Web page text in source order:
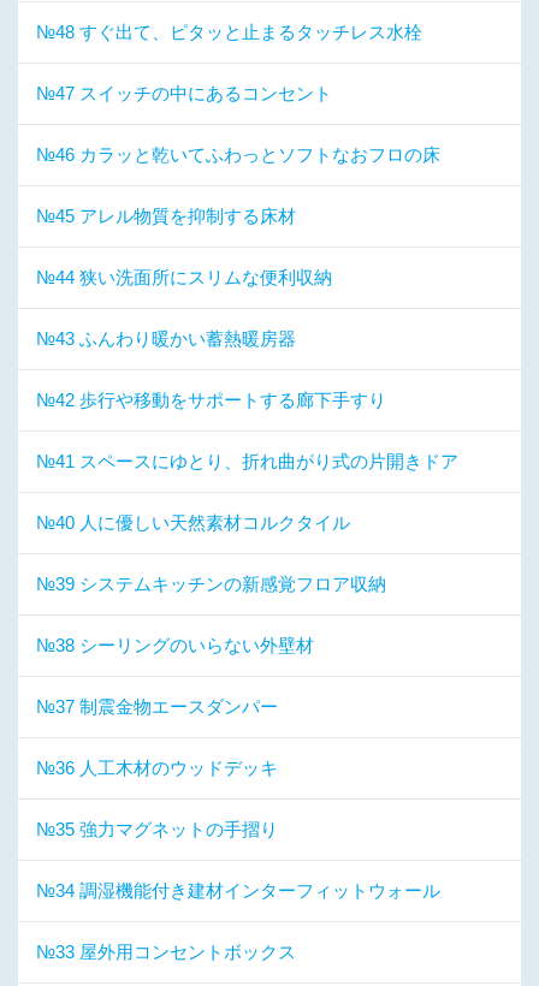
№48 すぐ出て、ピタッと止まるタッチレス水栓
№47 スイッチの中にあるコンセント
№46 カラッと乾いてふわっとソフトなおフロの床
№45 アレル物質を抑制する床材
№44 狭い洗面所にスリムな便利収納
№43 ふんわり暖かい蓄熱暖房器
№42 歩行や移動をサポートする廊下手すり
№41 スペースにゆとり、折れ曲がり式の片開きドア
№40 人に優しい天然素材コルクタイル
№39 システムキッチンの新感覚フロア収納
№38 シーリングのいらない外壁材
№37 制震金物エースダンパー
№36 人工木材のウッドデッキ
№35 強力マグネットの手摺り
№34 調湿機能付き建材インターフィットウォール
№33 屋外用コンセントボックス